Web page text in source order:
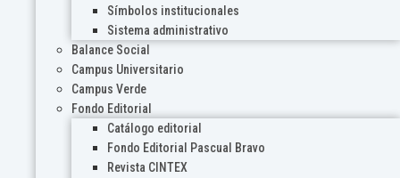
Símbolos institucionales
Sistema administrativo
Balance Social
Campus Universitario
Campus Verde
Fondo Editorial
Catálogo editorial
Fondo Editorial Pascual Bravo
Revista CINTEX